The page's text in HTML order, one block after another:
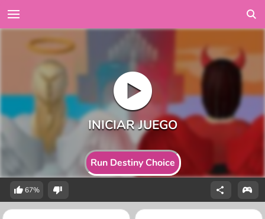
Run Destiny Choice
67%